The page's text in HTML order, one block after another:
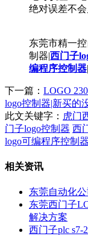
绝对误差不
东莞市精一
制器|西门子
编程序控制器
下一篇： LOGO
logo控制器|新买的
此文关键字： 虎门
门子logo控制器 西
logo可编程序控制器
相关资讯
东莞自动化
东莞西门子
解决方案
西门子plc s7-